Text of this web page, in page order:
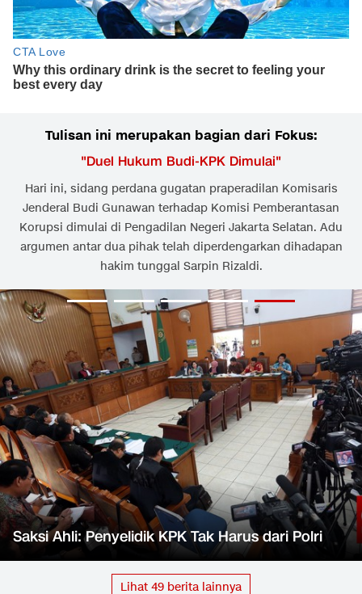
Tulisan ini merupakan bagian dari Fokus:
"Duel Hukum Budi-KPK Dimulai"
Hari ini, sidang perdana gugatan praperadilan Komisaris
Jenderal Budi Gunawan terhadap Komisi Pemberantasan
Korupsi dimulai di Pengadilan Negeri Jakarta Selatan. Adu
argumen antar dua pihak telah diperdengarkan dihadapan
hakim tunggal Sarpin Rizaldi.
Saksi Ahli: Penyelidik KPK Tak Harus dari Polri
Lihat 49 berita lainnya